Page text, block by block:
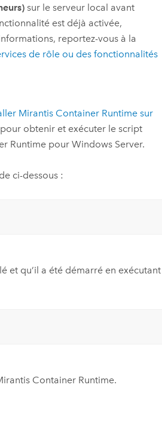
sur le serveur local avant
est déjà activée,
reportez-vous à la
de rôle ou des fonctionnalités
Mirantis Container Runtime sur
obtenir et exécuter le script
Runtime pourWindows Server.
ci-dessous :
et qu’il a été démarré en exécutant
Container Runtime.